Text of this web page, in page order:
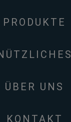
PRODUKTE
ÜBER UNS
KONTAKT